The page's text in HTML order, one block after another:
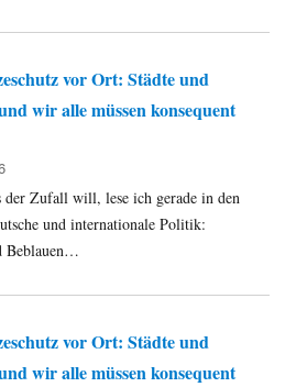
vor Ort: Städte und
wir alle müssen konsequent
der Zufall will, lese ich gerade in den
und internationale Politik:
Beblauen…
vor Ort: Städte und
wir alle müssen konsequent